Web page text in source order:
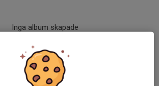
Inga album skapade